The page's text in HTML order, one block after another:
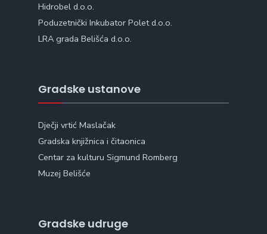
Hidrobel d.o.o.
Poduzetnički Inkubator Polet d.o.o.
LRA grada Belišća d.o.o.
Gradske ustanove
Dječji vrtić Maslačak
Gradska knjižnica i čitaonica
Centar za kulturu Sigmund Romberg
Muzej Belišće
Gradske udruge